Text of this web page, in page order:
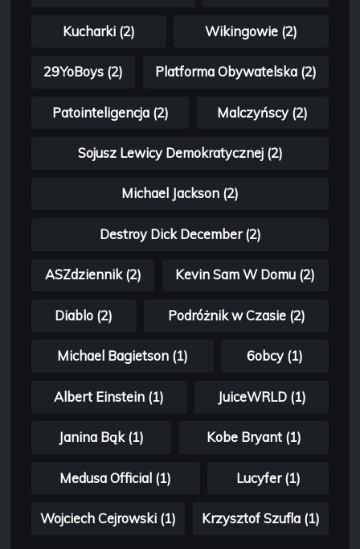
Kucharki (2) Wikingowie (2)
29YoBoys (2) Platforma Obywatelska (2)
Patointeligencja (2) Malczyńscy (2)
Sojusz Lewicy Demokratycznej (2)
Michael Jackson (2)
Destroy Dick December (2)
ASZdziennik (2) Kevin Sam W Domu (2)
Diablo (2) Podróżnik w Czasie (2)
Michael Bagietson (1) 6obcy (1)
Albert Einstein (1) JuiceWRLD (1)
Janina Bąk (1) Kobe Bryant (1)
Medusa Official (1) Lucyfer (1)
Wojciech Cejrowski (1) Krzysztof Szufla (1)